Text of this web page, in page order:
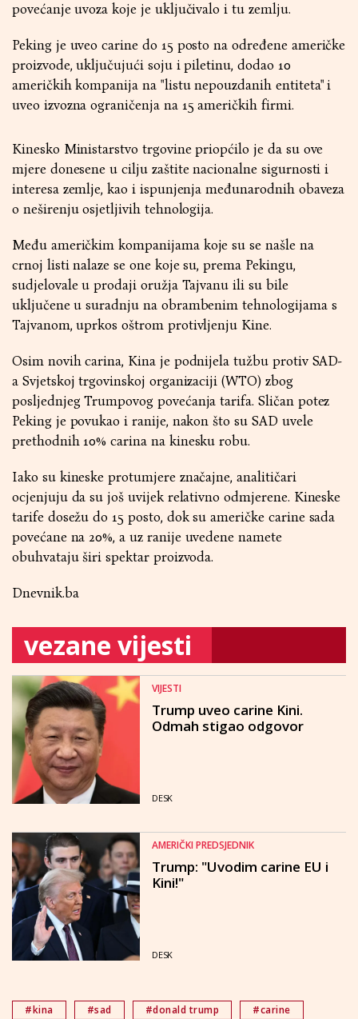
povećanje uvoza koje je uključivalo i tu zemlju.
Peking je uveo carine do 15 posto na određene američke
proizvode, uključujući soju i piletinu, dodao 10
američkih kompanija na "listu nepouzdanih entiteta" i
uveo izvozna ograničenja na 15 američkih firmi.
Kinesko Ministarstvo trgovine priopćilo je da su ove
mjere donesene u cilju zaštite nacionalne sigurnosti i
interesa zemlje, kao i ispunjenja međunarodnih obaveza
o neširenju osjetljivih tehnologija.
Među američkim kompanijama koje su se našle na
crnoj listi nalaze se one koje su, prema Pekingu,
sudjelovale u prodaji oružja Tajvanu ili su bile
uključene u suradnju na obrambenim tehnologijama s
Tajvanom, uprkos oštrom protivljenju Kine.
Osim novih carina, Kina je podnijela tužbu protiv SAD-
a Svjetskoj trgovinskoj organizaciji (WTO) zbog
posljednjeg Trumpovog povećanja tarifa. Sličan potez
Peking je povukao i ranije, nakon što su SAD uvele
prethodnih 10% carina na kinesku robu.
Iako su kineske protumjere značajne, analitičari
ocjenjuju da su još uvijek relativno odmjerene. Kineske
tarife dosežu do 15 posto, dok su američke carine sada
povećane na 20%, a uz ranije uvedene namete
obuhvataju širi spektar proizvoda.
Dnevnik.ba
vezane vijesti
VIJESTI
Trump uveo carine Kini.
Odmah stigao odgovor
DESK
AMERIČKI PREDSJEDNIK
Trump: "Uvodim carine EU i
Kini!"
DESK
#kina #sad #donald trump
#carine